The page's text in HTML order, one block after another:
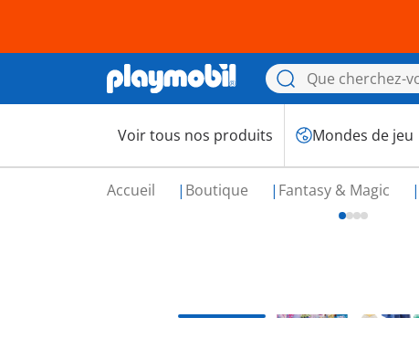
Voir tous nos produits Mondes de jeu
Accueil Boutique Fantasy & Magic